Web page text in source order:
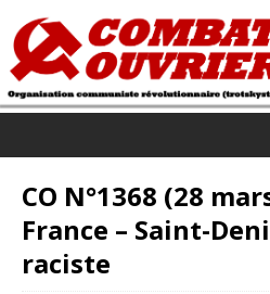
CO N°1368 (28
France – Saint-
raciste